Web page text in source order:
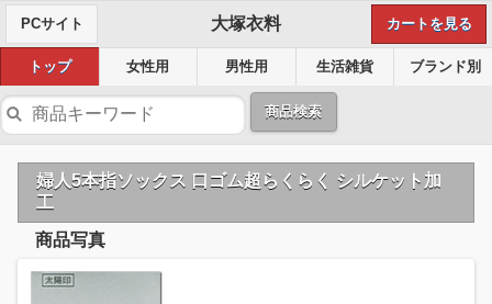
PCサイト 大塚衣料 カートを見る
トップ 女性用 男性用 生活雑貨 ブランド別
商品検索
婦人5本指ソックス 口ゴム超らくらく シルケット加
工
商品写真